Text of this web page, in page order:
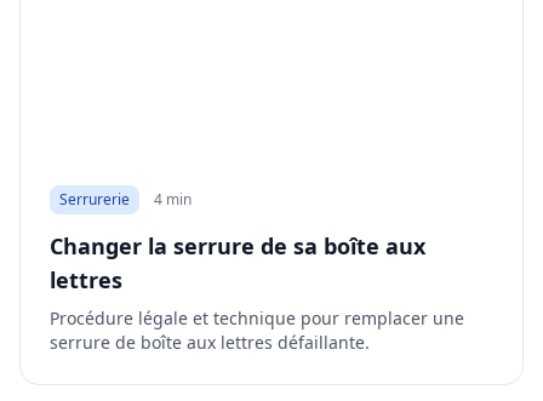
Serrurerie 4 min
Changer la serrure de sa boîte aux
lettres
Procédure légale et technique pour remplacer une
serrure de boîte aux lettres défaillante.